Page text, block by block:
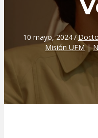
10 mayo, 2024/
Misión UFM|